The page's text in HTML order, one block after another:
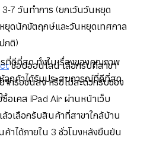
7 วันทำการ (ยกเว้นวันหยุด
ยุดนักขัตฤกษ์และวันหยุดเทศกาล
กติ)
ช้อปออนไลน์ เลือกรับที่สาขา
ากรอขนส่ง หรือไม่สะดวกรับของ
เคส iPad Air ผ่านหน้าเว็บ
ล้วเลือกรับสินค้าที่สาขาใกล้บ้าน
าได้ภายใน 3 ชั่วโมงหลังยืนยัน
ที่ดีที่สุด ทั้งในเรื่องของคุณภาพ
ลูกค้าได้รับประสบการณ์ที่ดีที่สุด